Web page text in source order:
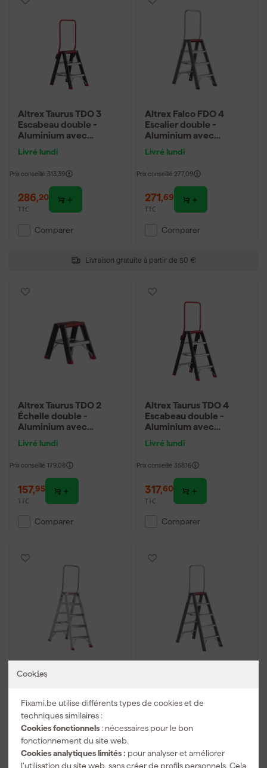
Cookies
Fixami.be utilise différents types de cookies et de
techniques similaires :
Cookies fonctionnels : nécessaires pour le bon
fonctionnement du site web.
Cookies analytiques limités : pour analyser et améliorer
l’utilisation du site web, sans créer de profils personnels. Cela
Livraison gratuite à partir de 50 €
Altrex Taurus TDO 3
Escabeau double -
Aluminium avec
marches - hauteur de
Livré lundi
Prix conseillé 313,39
286,20
TTC
Comparer
Altrex Falco FDO 4
Escalier double -
Aluminium avec
marches - hauteur de
Livré lundi
Prix conseillé 277,09
271,69
TTC
Comparer
Altrex Taurus TDO 2
Échelle double -
Aluminium avec
marches - hauteur de
Livré lundi
Prix conseillé 179,08
157,95
TTC
Comparer
Altrex Taurus TDO 4
Escabeau double -
Aluminium avec
marches - hauteur de
Livré lundi
Prix conseillé 358,16
317,60
TTC
Comparer
Altrex 194405 Sierra -
Prix conseillé 278,30
262,39
revêtement - 2 x 5
travail max. 3,2 m
Prix conseillé 329,12
305,83